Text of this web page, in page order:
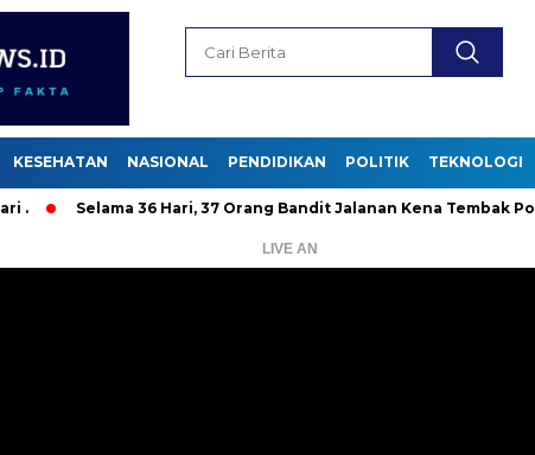
KESEHATAN NASIONAL PENDIDIKAN POLITIK TEKNOLOGI
Selama 36 Hari, 37 Orang Bandit Jalanan Kena Tembak Polrestabes
LIVE AN